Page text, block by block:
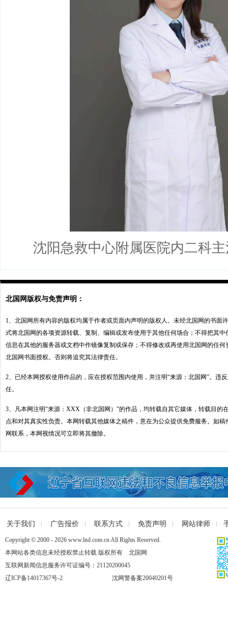
沈阳急救中心附属医院内二科主
北国网版权与免责声明：
1、北国网所有内容的版权均属于作者或页面内声明的版权人。未经北国网的书面
式将北国网的各项资源转载、复制、编辑或发布使用于其他任何场合；不得把其
信息在其他的服务器或文档中作镜像复制或保存；不得修改或再使用北国网的任
北国网书面授权。否则将追究其法律责任。
2、已经本网授权使用作品的，应在授权范围内使用，并注明“来源：北国网”。违
任。
3、凡本网注明“来源：XXX（非北国网）”的作品，均转载自其它媒体，转载目的
点和对其真实性负责。本网转载其他媒体之稿件，意在为公众提供免费服务。如
网联系，本网视情况可立即将其撤除。
关于我们 广告报价 联系方式 免责声明 网站律师
Copyright © 2000 - 2026 www.lnd.com.cn All Rights Reserved.
本网站各类信息未经授权禁止转载 版权所有 北国网
互联网新闻信息服务许可证编号：21120200045
辽ICP备14017367号-2
沈网警备案20040201号